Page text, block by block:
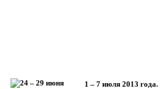
1 – 7 июля 2013 года.